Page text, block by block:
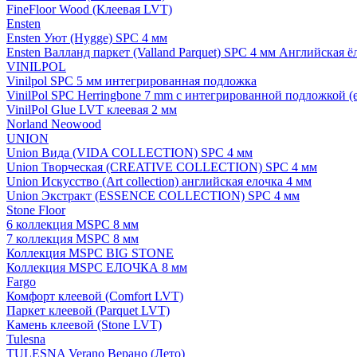
FineFloor Wood (Клеевая LVT)
Ensten
Ensten Уют (Hygge) SPC 4 мм
Ensten Валланд паркет (Valland Parquet) SPC 4 мм Английская
VINILPOL
Vinilpol SPC 5 мм интегрированная подложка
VinilPol SPC Herringbone 7 mm с интегрированной подложкой
VinilPol Glue LVT клеевая 2 мм
Norland Neowood
UNION
Union Вида (VIDA COLLECTION) SPC 4 мм
Union Творческая (CREATIVE COLLECTION) SPC 4 мм
Union Искусство (Art collection) английская елочка 4 мм
Union Экстракт (ESSENCE COLLECTION) SPC 4 мм
Stone Floor
6 коллекция MSPC 8 мм
7 коллекция MSPC 8 мм
Коллекция MSPC BIG STONE
Коллекция MSPC ЕЛОЧКА 8 мм
Fargo
Комфорт клеевой (Comfort LVT)
Паркет клеевой (Parquet LVT)
Камень клеевой (Stone LVT)
Tulesna
TULESNA Verano Верано (Лето)